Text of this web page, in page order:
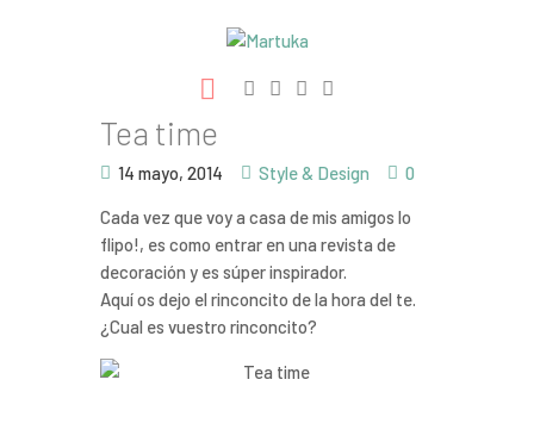
Libros
Proyectos
Contacto
Tea time
14 mayo, 2014 Style & Design 0
Cada vez que voy a casa de mis amigos lo
flipo!, es como entrar en una revista de
decoración y es súper inspirador.
Aquí os dejo el rinconcito de la hora del te.
¿Cual es vuestro rinconcito?